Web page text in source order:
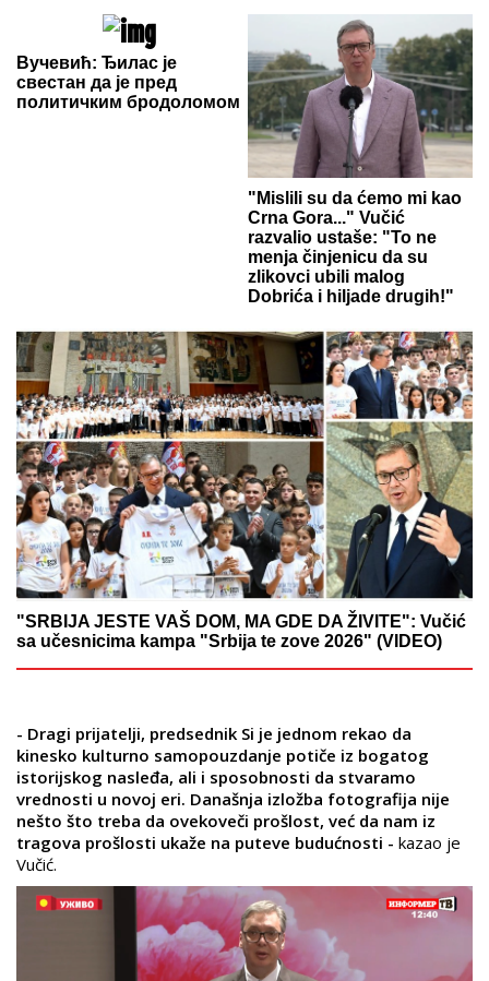
Вучевић: Ђилас је
свестан да је пред
политичким бродоломом
"Mislili su da ćemo mi kao
Crna Gora..." Vučić
razvalio ustaše: "To ne
menja činjenicu da su
zlikovci ubili malog
Dobrića i hiljade drugih!"
"SRBIJA JESTE VAŠ DOM, MA GDE DA ŽIVITE": Vučić
sa učesnicima kampa "Srbija te zove 2026" (VIDEO)
- Dragi prijatelji, predsednik Si je jednom rekao da
kinesko kulturno samopouzdanje potiče iz bogatog
istorijskog nasleđa, ali i sposobnosti da stvaramo
vrednosti u novoj eri. Današnja izložba fotografija nije
nešto što treba da ovekoveči prošlost, već da nam iz
tragova prošlosti ukaže na puteve budućnosti - kazao je
Vučić.